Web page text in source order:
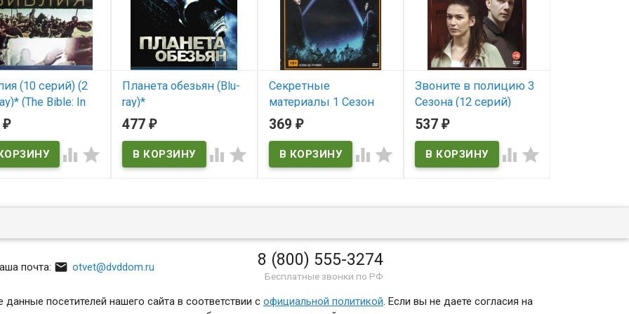
(10 серий) (2
(The Bible: In
In the Beginning...
₽
 
Планета обезьян (Blu-
ray)*
В наличии
477₽
 
Секретные
материалы 1 Сезон
(24 серии)* (The x files)
В наличии
The x files
369 ₽
 
Звоните в полицию 3
Сезона (12 серий)
В наличии
537₽
 
почта:  otvet@dvddom.ru 8 (800) 555-3274
Бесплатные звонки по РФ
посетителей нашего сайта в соответствии с официальной политикой. Если вы не даете согласия на